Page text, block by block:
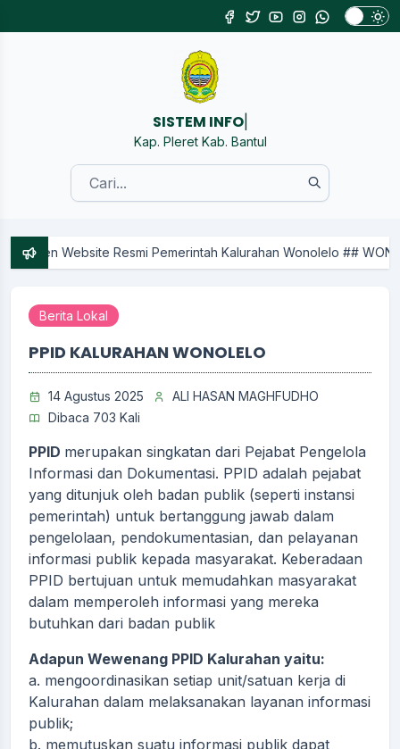
SI|
Kap. Pleret Kab. Bantul
Resmi Pemerintah Kalurahan Wonolelo ## WONOLELO
Berita Lokal
PPID KALURAHAN WONOLELO
14 Agustus 2025
ALI HASAN MAGHFUDHO
Dibaca 703 Kali
PPID merupakan singkatan dari Pejabat Pengelola
Informasi dan Dokumentasi. PPID adalah pejabat
yang ditunjuk oleh badan publik (seperti instansi
pemerintah) untuk bertanggung jawab dalam
pengelolaan, pendokumentasian, dan pelayanan
informasi publik kepada masyarakat. Keberadaan
PPID bertujuan untuk memudahkan masyarakat
dalam memperoleh informasi yang mereka
butuhkan dari badan publik
Adapun Wewenang PPID Kalurahan yaitu:
a. mengoordinasikan setiap unit/satuan kerja di
Kalurahan dalam melaksanakan layanan informasi
publik;
b. memutuskan suatu informasi publik dapat